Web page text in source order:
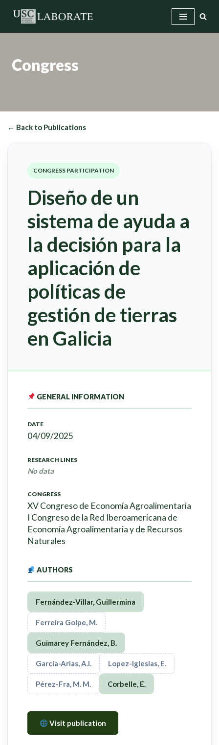
Congress
← Back to Publications
CONGRESS PARTICIPATION
Diseño de un
sistema de ayuda a
la decisión para la
aplicación de
políticas de
gestión de tierras
en Galicia
GENERAL INFORMATION
DATE
04/09/2025
RESEARCH LINES
No data
CONGRESS
XV Congreso de Economía Agroalimentaria
I Congreso de la Red Iberoamericana de
Economía Agroalimentaria y de Recursos
Naturales
AUTHORS
Fernández-Villar, Guillermina
Ferreira Golpe, M.
Guimarey Fernández, B.
García-Arias, A.I. Lopez-Iglesias, E.
Pérez-Fra, M. M. Corbelle, E.
Visit publication